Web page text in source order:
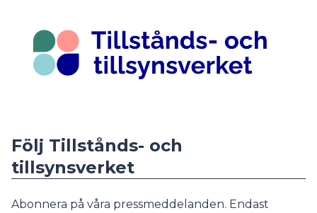
Följ Tillstånds- och
tillsynsverket
Abonnera på våra pressmeddelanden. Endast